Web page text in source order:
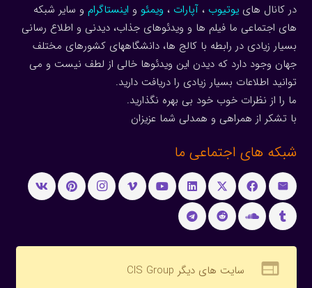
در کانال هاییوتیوب ، آپارات ، ویمئو و اینستاگرام و سایر شبکه
های اجتماعی ما فیلم ها و ویدئوهای جذاب، دیدنی و اطلاع رسانی
بسیار زیادی در رابطه با کالج ها، دانشگاههای کشورهای مختلف
جهان وجود دارد که دیدن این ویدئوها خالی از لطف نیست و می
توانید اطلاعات بسیار زیادی را دریافت دارید.
ما را از نظرات خوب خود بی بهره نگذارید.
با تشکر از همراهی و همدلی شما عزیزان
شبکه های اجتماعی ما
web سایت های دیگر CIS Group